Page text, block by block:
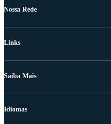
Nossa Rede
Links
Saiba Mais
Idiomas